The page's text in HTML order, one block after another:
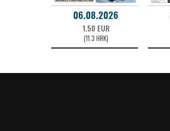
06.08.2026
1.50 EUR
(11.3 HRK)